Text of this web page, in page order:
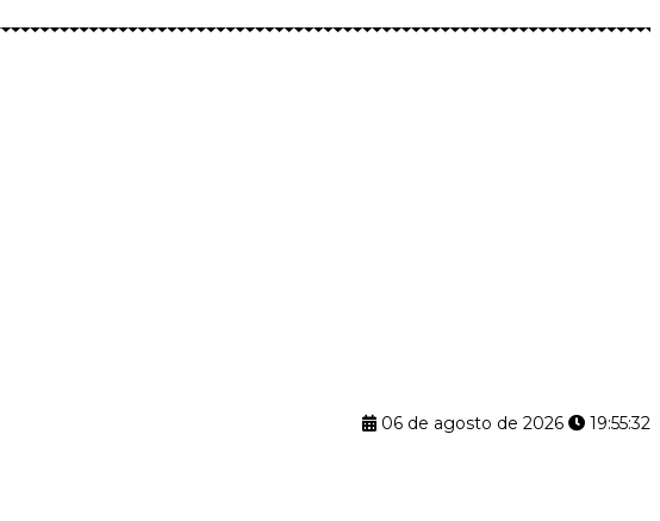
06 de agosto de 2026 19:55:32